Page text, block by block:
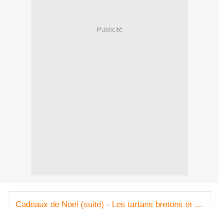
Publicité
Cadeaux de Noel (suite) - Les tartans bretons et du monde